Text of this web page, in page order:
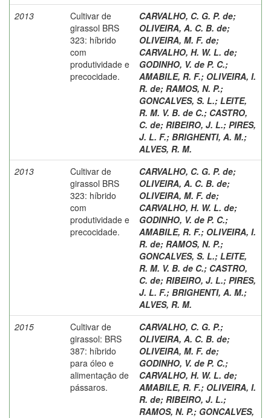
2013
Cultivar de
girassol BRS
323: híbrido
com
produtividade e
precocidade.
CARVALHO, C. G. P. de;
OLIVEIRA, A. C. B. de;
OLIVEIRA, M. F. de;
CARVALHO, H. W. L. de;
GODINHO, V. de P. C.;
AMABILE, R. F.; OLIVEIRA, I.
R. de; RAMOS, N. P.;
GONCALVES, S. L.; LEITE,
R. M. V. B. de C.; CASTRO,
C. de; RIBEIRO, J. L.; PIRES,
J. L. F.; BRIGHENTI, A. M.;
ALVES, R. M.
2013
Cultivar de
girassol BRS
323: híbrido
com
produtividade e
precocidade.
CARVALHO, C. G. P. de;
OLIVEIRA, A. C. B. de;
OLIVEIRA, M. F. de;
CARVALHO, H. W. L. de;
GODINHO, V. de P. C.;
AMABILE, R. F.; OLIVEIRA, I.
R. de; RAMOS, N. P.;
GONCALVES, S. L.; LEITE,
R. M. V. B. de C.; CASTRO,
C. de; RIBEIRO, J. L.; PIRES,
J. L. F.; BRIGHENTI, A. M.;
ALVES, R. M.
2015
Cultivar de
girassol: BRS
387: híbrido
para óleo e
alimentação de
pássaros.
CARVALHO, C. G. P.;
OLIVEIRA, A. C. B. de;
OLIVEIRA, M. F. de;
GODINHO, V. de P. C.;
CARVALHO, H. W. L. de;
AMABILE, R. F.; OLIVEIRA, I.
R. de; RIBEIRO, J. L.;
RAMOS, N. P.; GONCALVES,